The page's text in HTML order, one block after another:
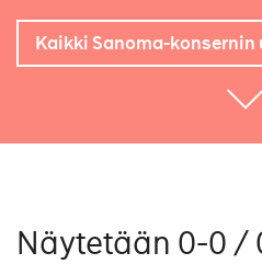
Kaikki Sanoma-konsernin
Näytetään 0-0 /